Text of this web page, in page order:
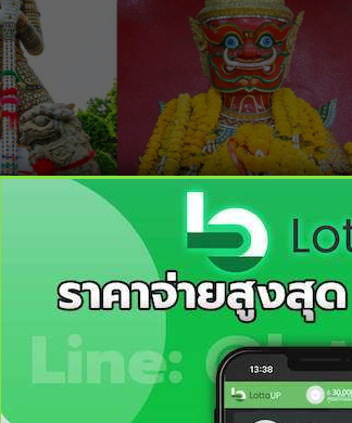
รณ วิเคราะห์เลขเด็ด
ลขที่มาแรงทั้งหมด 3 ตัวเด่นๆ คือ
ะ 13